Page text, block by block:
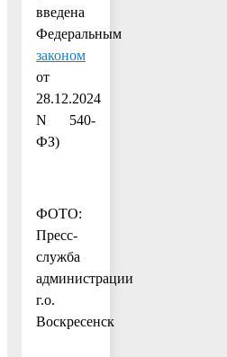
введена
Федеральным
законом
от
28.12.2024
N 540-
ФЗ)
ФОТО:
Пресс-
служба
администрации
г.о.
Воскресенск